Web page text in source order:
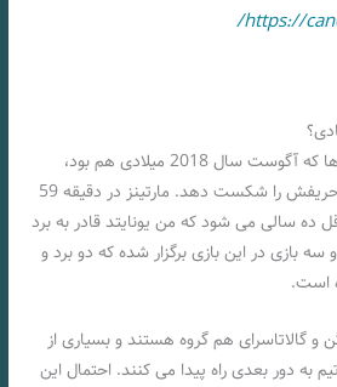
https://
در آخرین مسابقه میان آن ها که آگوست سال 2018 میلادی هم بود،
بایرن توانست یک بر صفر حریفش را شکست دهد. مارتینز در دقیقه 59
ده سالی می شود که من یونایتد قادر به برد
بازی در این بازی برگزار شده که دو برد و
است.
و گالاتاسرای هم گروه هستند و بسیاری از
به دور بعدی راه پیدا می کنند. احتمال این